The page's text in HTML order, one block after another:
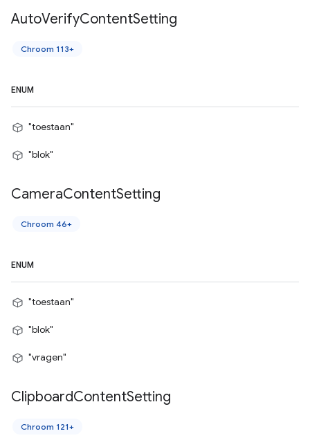
AutoVerifyContentSetting
Chroom 113+
ENUM
"toestaan"
"blok"
CameraContentSetting
Chroom 46+
ENUM
"toestaan"
"blok"
"vragen"
ClipboardContentSetting
Chroom 121+